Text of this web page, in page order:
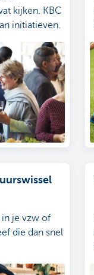
kijken. KBC
initiatieven.
in je vzw of
die dan snel